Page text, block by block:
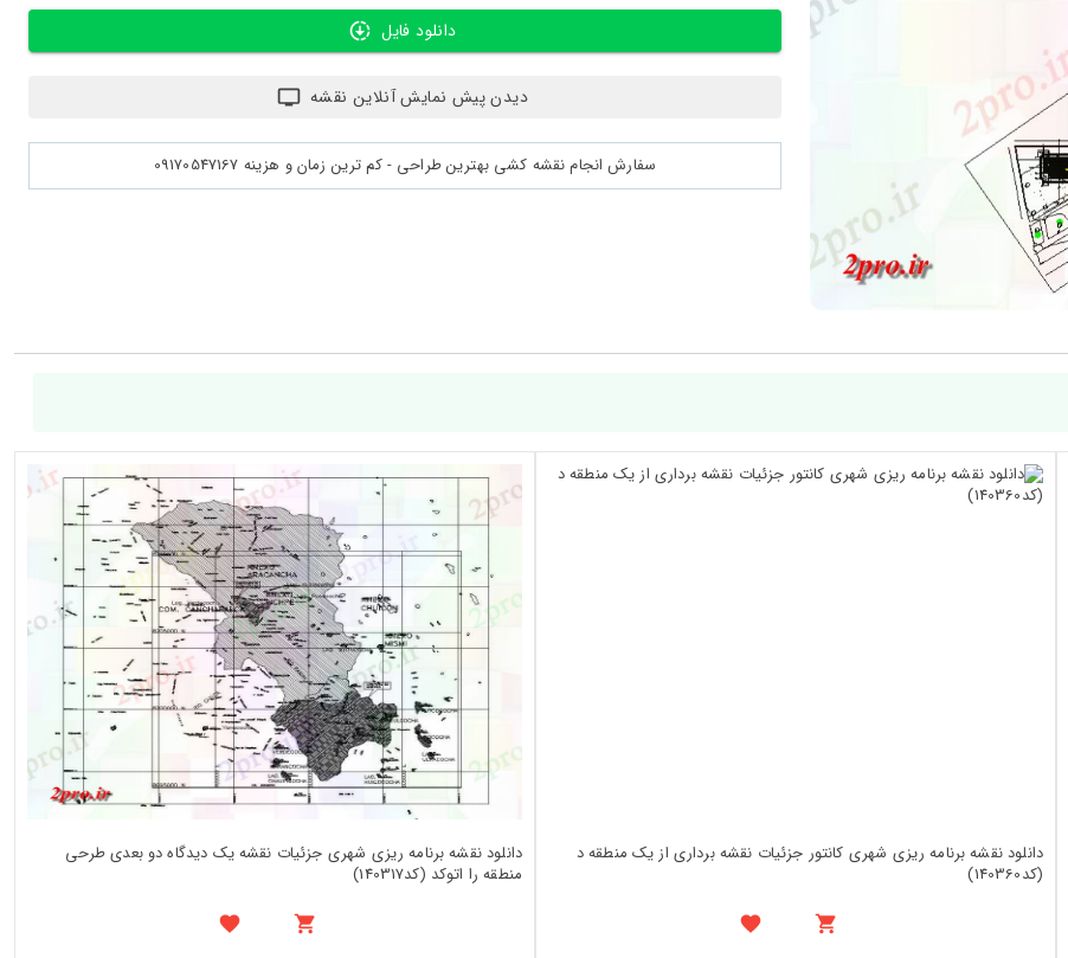
دانلود فایل
دیدن پیش نمایش آنلاین نقشه
سفارش انجام نقشه کشی بهترین طراحی - کم ترین زمان و هزینه 09170547167
دانلود نقشه برنامه ریزی شهری کانتور جزئیات نقشه برداری از یک منطقه د
(کد140360)
دانلود نقشه برنامه ریزی شهری جزئیات نقشه یک دیدگاه دو بعدی طرحی
منطقه را اتوکد (کد140317)